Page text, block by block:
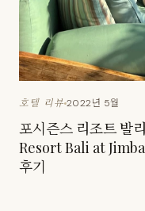
호텔 리뷰 2022년 5월
포시즌스 리조트 발
Resort Bali at
후기